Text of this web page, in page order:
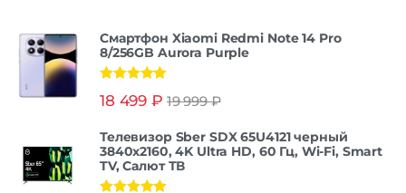
Смартфон Xiaomi Redmi Note 14 Pro
8/256GB Aurora Purple
из 5
18 499 ₽ 19 999₽
Телевизор Sber SDX 65U4121 черный
3840x2160, 4K Ultra HD, 60 Гц, Wi-Fi, Smart
TV, Салют ТВ